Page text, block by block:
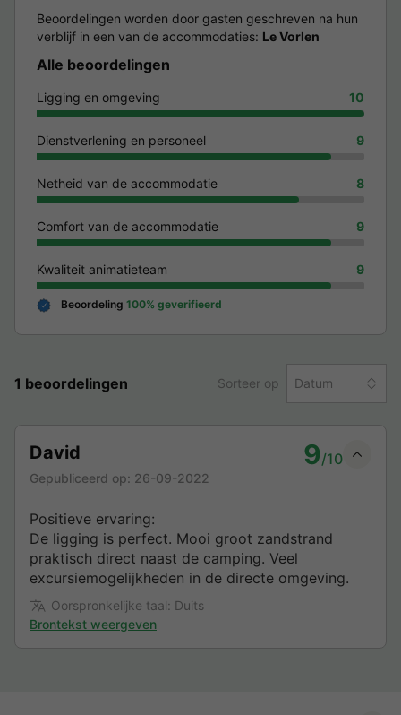
Beoordelingen worden door gasten geschreven na hun
verblijf in een van de accommodaties: Le Vorlen
Alle beoordelingen
Ligging en omgeving 10
Dienstverlening en personeel 9
Netheid van de accommodatie 8
Comfort van de accommodatie 9
Kwaliteit animatieteam 9
Beoordeling 100% geverifieerd
1 beoordelingen Sorteer op Datum
David 9/10
Gepubliceerd op: 26-09-2022
Positieve ervaring:
De ligging is perfect. Mooi groot zandstrand
praktisch direct naast de camping. Veel
excursiemogelijkheden in de directe omgeving.
Oorspronkelijke taal: Duits
Brontekst weergeven